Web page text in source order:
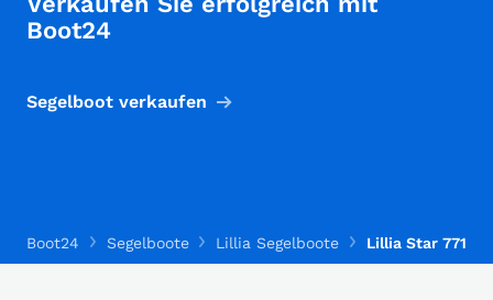
Boot24
Segelboot verkaufen
Boot24 Segelboote Lillia Segelboote Lillia Star 7716